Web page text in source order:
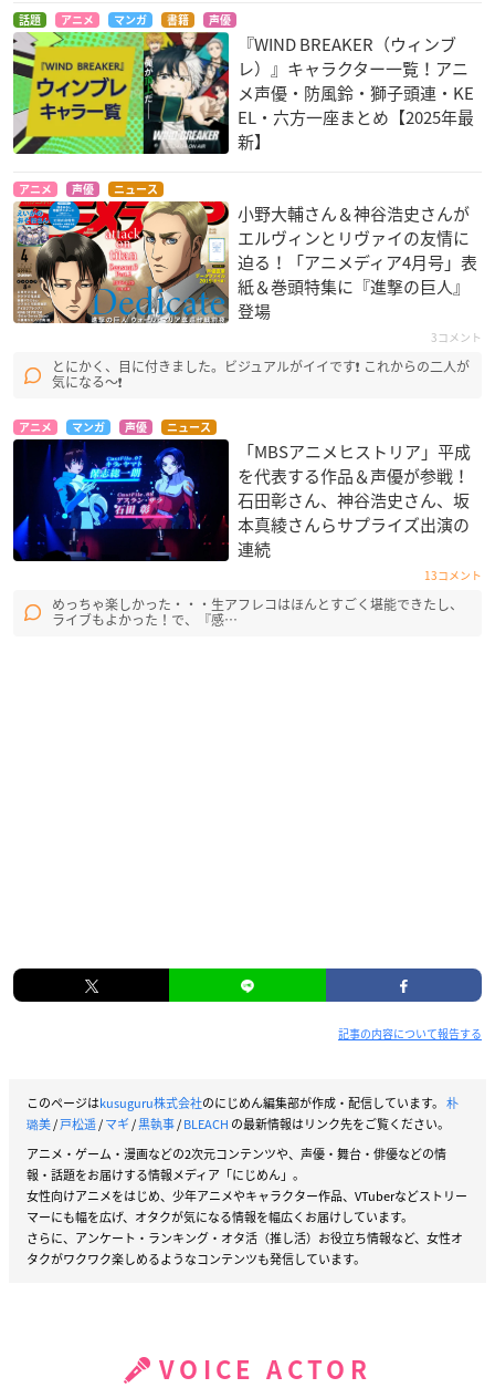
話題 アニメ マンガ 書籍 声優
『WIND BREAKER（ウィンブ
レ）』キャラクター一覧！アニ
メ声優・防風鈴・獅子頭連・KE
EL・六方一座まとめ【2025年最
新】
アニメ 声優 ニュース
小野大輔さん＆神谷浩史さんが
エルヴィンとリヴァイの友情に
迫る！「アニメディア4月号」表
紙＆巻頭特集に『進撃の巨人』
登場
3コメント
とにかく、目に付きました。ビジュアルがイイです❗ これからの二人が
気になる〜❗
アニメ マンガ 声優 ニュース
「MBSアニメヒストリア」平成
を代表する作品＆声優が参戦！
石田彰さん、神谷浩史さん、坂
本真綾さんらサプライズ出演の
連続
13コメント
めっちゃ楽しかった・・・生アフレコはほんとすごく堪能できたし、
ライブもよかった！で、『感…
記事の内容について報告する
このページはkusuguru株式会社のにじめん編集部が作成・配信しています。 朴
璐美/戸松遥/マギ/黒執事/BLEACH の最新情報はリンク先をご覧ください。
アニメ・ゲーム・漫画などの2次元コンテンツや、声優・舞台・俳優などの情
報・話題をお届けする情報メディア「にじめん」。
女性向けアニメをはじめ、少年アニメやキャラクター作品、VTuberなどストリー
マーにも幅を広げ、オタクが気になる情報を幅広くお届けしています。
さらに、アンケート・ランキング・オタ活（推し活）お役立ち情報など、女性オ
タクがワクワク楽しめるようなコンテンツも発信しています。
VOICE ACTOR